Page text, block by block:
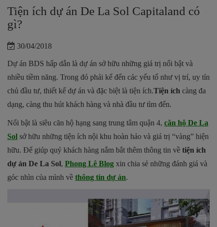
Tiện ích dự án De La Sol Capitaland có
gì?
30/04/2018
Dự án BDS hấp dẫn là dự án sở hữu những giá trị nổi bật và
nhiều tiềm năng. Trong đó phải kể đến các yếu tố như vị trí, uy tín
chủ đầu tư, thiết kế dự án và đặc biệt là tiện ích.Tiện ích càng đa
dạng, càng thu hút khách hàng và nhà đầu tư tìm đến.
Nổi bật là siêu căn hộ hạng sang trung tâm quận 4, căn hộ De La
Sol sở hữu những tiện ích nội khu hoàn hảo và giá trị “vàng” hiện
hữu. Để giúp quý khách hàng nắm bắt thêm thông tin về tiện ích
dự án De La Sol, Phong Lê Blog xin chia sẻ những đánh giá và
góc nhìn của mình về thông tin dự án.